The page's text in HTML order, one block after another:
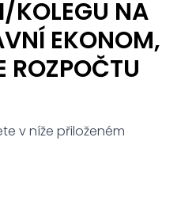
KOLEGU NA
EKONOM,
ROZPOČTU
v níže přiloženém